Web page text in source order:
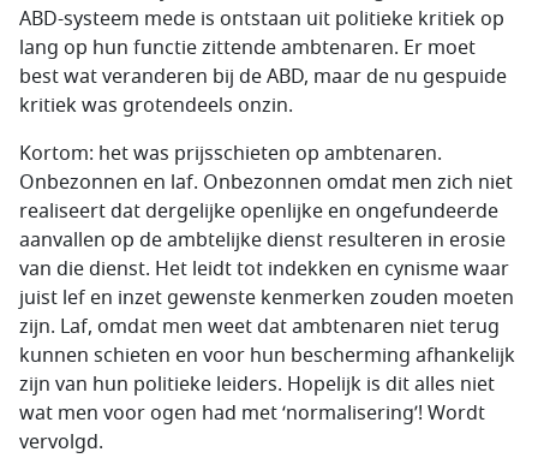
ABD-systeem mede is ontstaan uit politieke kritiek op
lang op hun functie zittende ambtenaren. Er moet
best wat veranderen bij de ABD, maar de nu gespuide
kritiek was grotendeels onzin.
Kortom: het was prijsschieten op ambtenaren.
Onbezonnen en laf. Onbezonnen omdat men zich niet
realiseert dat dergelijke openlijke en ongefundeerde
aanvallen op de ambtelijke dienst resulteren in erosie
van die dienst. Het leidt tot indekken en cynisme waar
juist lef en inzet gewenste kenmerken zouden moeten
zijn. Laf, omdat men weet dat ambtenaren niet terug
kunnen schieten en voor hun bescherming afhankelijk
zijn van hun politieke leiders. Hopelijk is dit alles niet
wat men voor ogen had met ‘normalisering’! Wordt
vervolgd.